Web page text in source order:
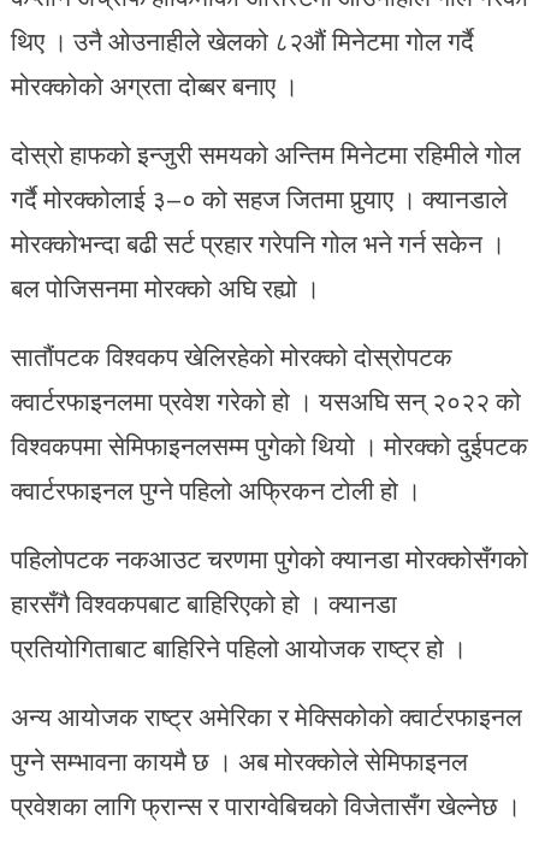
थिए । उनै ओउनाहीले खेलको ८२औं मिनेटमा गोल गर्दै
मोरक्कोको अग्रता दोब्बर बनाए ।
दोस्रो हाफको इन्जुरी समयको अन्तिम मिनेटमा रहिमीले गोल
गर्दै मोरक्कोलाई ३–० को सहज जितमा पुर्‍याए । क्यानडाले
मोरक्कोभन्दा बढी सर्ट प्रहार गरेपनि गोल भने गर्न सकेन ।
बल पोजिसनमा मोरक्को अघि रह्यो ।
सातौंपटक विश्वकप खेलिरहेको मोरक्को दोस्रोपटक
क्वार्टरफाइनलमा प्रवेश गरेको हो । यसअघि सन् २०२२ को
विश्वकपमा सेमिफाइनलसम्म पुगेको थियो । मोरक्को दुईपटक
क्वार्टरफाइनल पुग्ने पहिलो अफ्रिकन टोली हो ।
पहिलोपटक नकआउट चरणमा पुगेको क्यानडा मोरक्कोसँगको
हारसँगै विश्वकपबाट बाहिरिएको हो । क्यानडा
प्रतियोगिताबाट बाहिरिने पहिलो आयोजक राष्ट्र हो ।
अन्य आयोजक राष्ट्र अमेरिका र मेक्सिकोको क्वार्टरफाइनल
पुग्ने सम्भावना कायमै छ । अब मोरक्कोले सेमिफाइनल
प्रवेशका लागि फ्रान्स र पाराग्वेबिचको विजेतासँग खेल्नेछ ।